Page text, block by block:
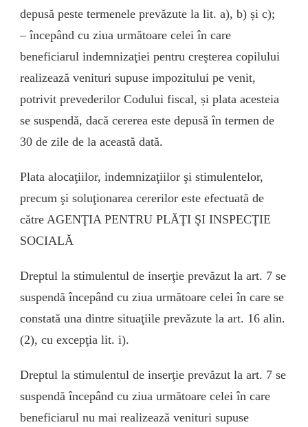
depusă peste termenele prevăzute la lit. a), b) și c);
– începând cu ziua următoare celei în care
beneficiarul indemnizaţiei pentru creşterea copilului
realizează venituri supuse impozitului pe venit,
potrivit prevederilor Codului fiscal, și plata acesteia
se suspendă, dacă cererea este depusă în termen de
30 de zile de la această dată.
Plata alocaţiilor, indemnizaţiilor şi stimulentelor,
precum şi soluţionarea cererilor este efectuată de
către AGENŢIA PENTRU PLĂŢI ŞI INSPECŢIE
SOCIALĂ
Dreptul la stimulentul de inserţie prevăzut la art. 7 se
suspendă începând cu ziua următoare celei în care se
constată una dintre situaţiile prevăzute la art. 16 alin.
(2), cu excepţia lit. i).
Dreptul la stimulentul de inserţie prevăzut la art. 7 se
suspendă începând cu ziua următoare celei în care
beneficiarul nu mai realizează venituri supuse